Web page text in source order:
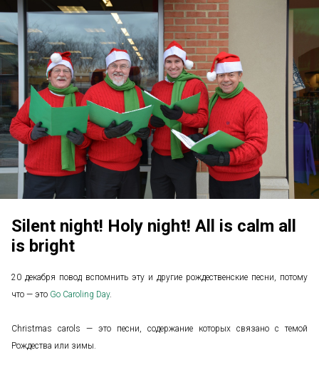
Silent night! Holy night! All is calm all
is bright
20 декабря повод вспомнить эту и другие рождественские песни, потому
что — это Go Caroling Day.
Christmas carols — это песни, содержание которых связано с темой
Рождества или зимы.